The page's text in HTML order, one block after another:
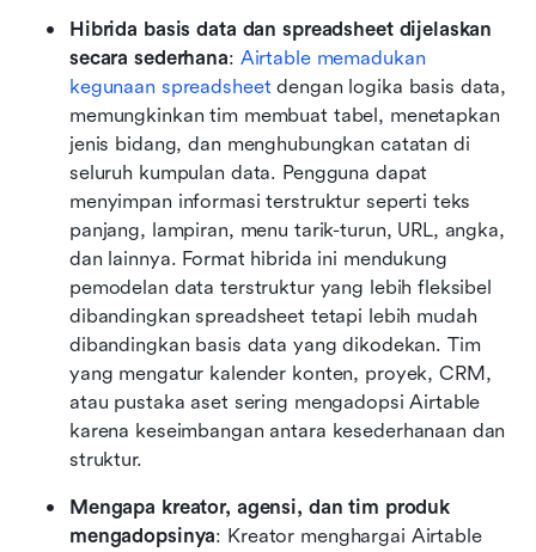
Hibrida basis data dan spreadsheet dijelaskan
secara sederhana: Airtable memadukan
kegunaan spreadsheet dengan logika basis data,
memungkinkan tim membuat tabel, menetapkan
jenis bidang, dan menghubungkan catatan di
seluruh kumpulan data. Pengguna dapat
menyimpan informasi terstruktur seperti teks
panjang, lampiran, menu tarik-turun, URL, angka,
dan lainnya. Format hibrida ini mendukung
pemodelan data terstruktur yang lebih fleksibel
dibandingkan spreadsheet tetapi lebih mudah
dibandingkan basis data yang dikodekan. Tim
yang mengatur kalender konten, proyek, CRM,
atau pustaka aset sering mengadopsi Airtable
karena keseimbangan antara kesederhanaan dan
struktur.
Mengapa kreator, agensi, dan tim produk
mengadopsinya: Kreator menghargai Airtable